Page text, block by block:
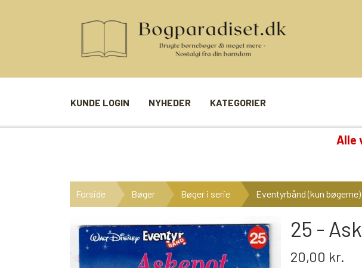
KUNDE LOGIN NYHEDER KATEGORIER
BØGER I SERIE
UDVALGTE FORFATTERE
BILLED- / LOTTERI
SPILLEKORT
FIRKORT
MINI-
Alle
Forside Bøger Bøger i serie Eventyrbånd (kun bøgerne)
25 -
20,00 kr.